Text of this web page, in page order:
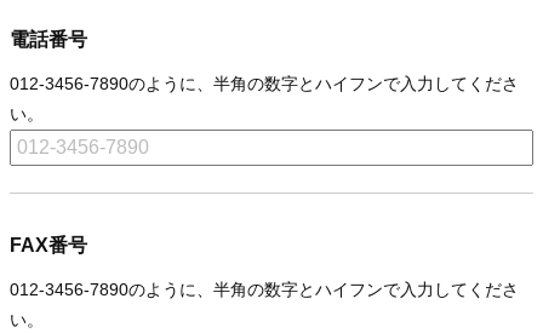
電話番号
012-3456-7890のように、半角の数字とハイフンで入力してくださ
い。
FAX番号
012-3456-7890のように、半角の数字とハイフンで入力してくださ
い。